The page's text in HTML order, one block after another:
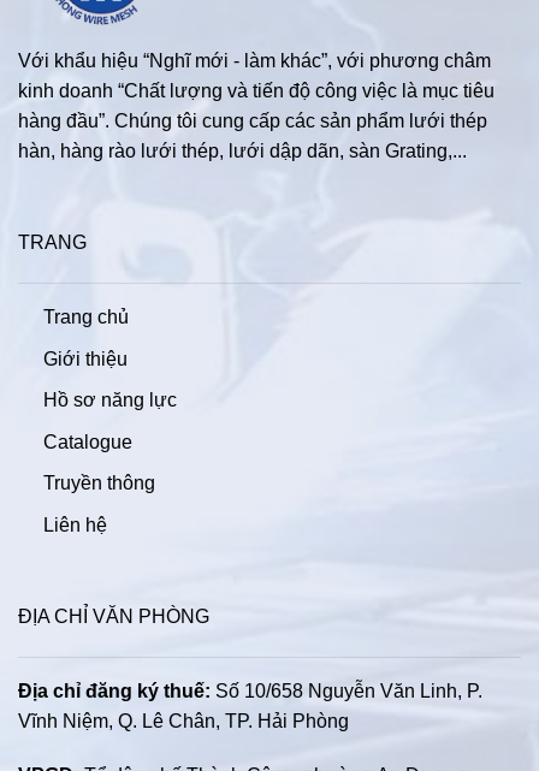
Với khẩu hiệu “Nghĩ mới - làm khác”, với phương châm
kinh doanh “Chất lượng và tiến độ công việc là mục tiêu
hàng đầu”. Chúng tôi cung cấp các sản phẩm lưới thép
hàn, hàng rào lưới thép, lưới dập dãn, sàn Grating,...
TRANG
Trang chủ
Giới thiệu
Hồ sơ năng lực
Catalogue
Truyền thông
Liên hệ
ĐỊA CHỈ VĂN PHÒNG
Địa chỉ đăng ký thuế: Số 10/658 Nguyễn Văn Linh, P.
Vĩnh Niệm, Q. Lê Chân, TP. Hải Phòng